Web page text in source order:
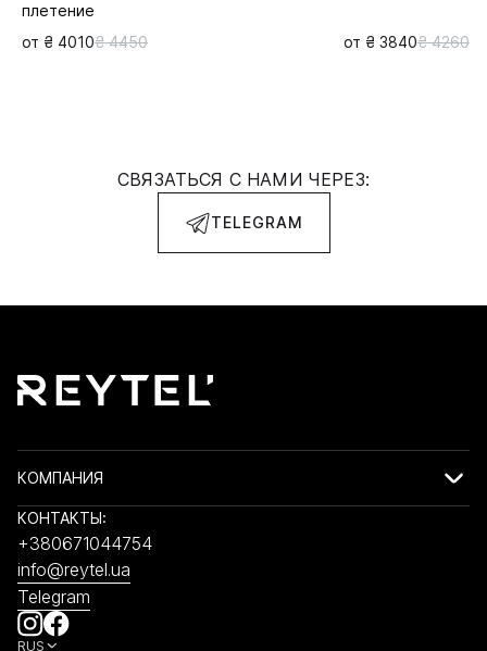
плетение
от ₴ 4010₴ 4450 от ₴ 3840₴ 4260
СВЯЗАТЬСЯ С НАМИ ЧЕРЕЗ:
TELEGRAM
КОМПАНИЯ
КОНТАКТЫ:
+380671044754
info@reytel.ua
Telegram
RUS